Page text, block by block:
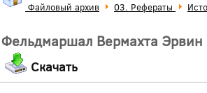
Файловый архив 03. Рефераты
Фельдмаршал Вермахта Эрвин
Скачать